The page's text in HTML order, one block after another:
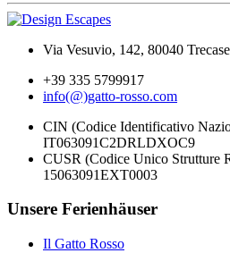
Via Vesuvio, 142, 80040
+39 335 5799917
info(@)gatto-rosso.com
CIN (Codice Identificativo
IT063091C2DRLDXOC9
CUSR (Codice Unico Strutture
15063091EXT0003
Unsere Ferienhäuser
Il Gatto Rosso